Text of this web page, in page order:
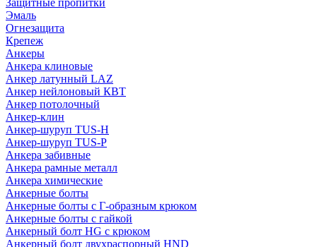
Защитные пропитки
Эмаль
Огнезащита
Крепеж
Анкеры
Анкера клиновые
Анкер латунный LAZ
Анкер нейлоновый КВТ
Анкер потолочный
Анкер-клин
Анкер-шуруп TUS-H
Анкер-шуруп TUS-P
Анкера забивные
Анкера рамные металл
Анкера химические
Анкерные болты
Анкерные болты с Г-образным крюком
Анкерные болты с гайкой
Анкерный болт HG с крюком
Анкерный болт двухраспорный HND